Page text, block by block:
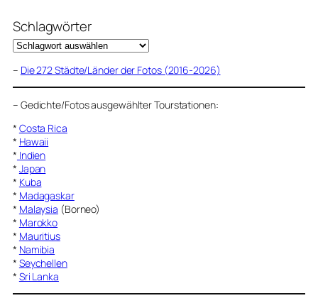
Schlagwörter
– Die 272 Städte/Länder der Fotos (2016-2026)
– Gedichte/Fotos ausgewählter Tourstationen:
* Costa Rica
* Hawaii
* Indien
* Japan
* Kuba
* Madagaskar
* Malaysia (Borneo)
* Marokko
* Mauritius
* Namibia
* Seychellen
* Sri Lanka